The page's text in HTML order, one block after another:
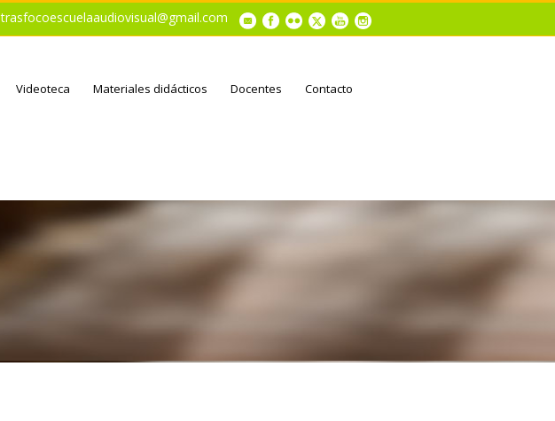
trasfocoescuelaaudiovisual@gmail.com
Videoteca Materiales didácticos Docentes Contacto